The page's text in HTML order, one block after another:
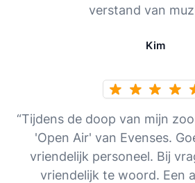
verstand van
Kim
“Tijdens de doop van mijn
'Open Air' van Evenses.
vriendelijk personeel. Bij
vriendelijk te woord. Een